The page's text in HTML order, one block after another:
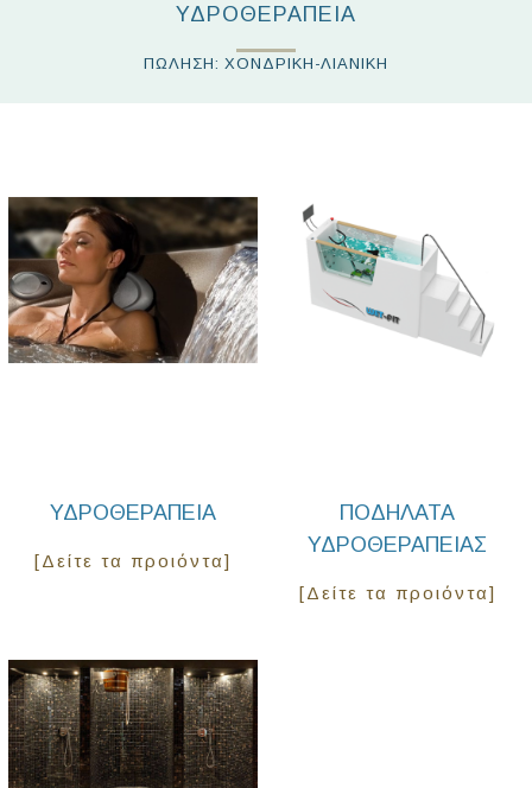
ΥΔΡΟΘΕΡΑΠΕΊΑ
ΠΩΛΗΣΗ: ΧΟΝΔΡΙΚΗ-ΛΙΑΝΙΚΗ
ΥΔΡΟΘΕΡΑΠΕΙΑ
[Δείτε τα προιόντα]
ΠΟΔΉΛΑΤΑ
ΥΔΡΟΘΕΡΑΠΕΊΑΣ
[Δείτε τα προιόντα]